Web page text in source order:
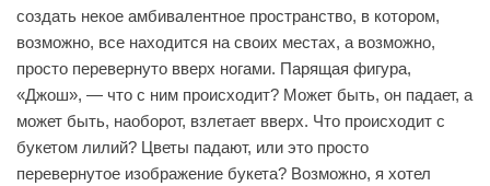
создать некое амбивалентное пространство, в котором,
возможно, все находится на своих местах, а возможно,
просто перевернуто вверх ногами. Парящая фигура,
«Джош», — что с ним происходит? Может быть, он падает, а
может быть, наоборот, взлетает вверх. Что происходит с
букетом лилий? Цветы падают, или это просто
перевернутое изображение букета? Возможно, я хотел